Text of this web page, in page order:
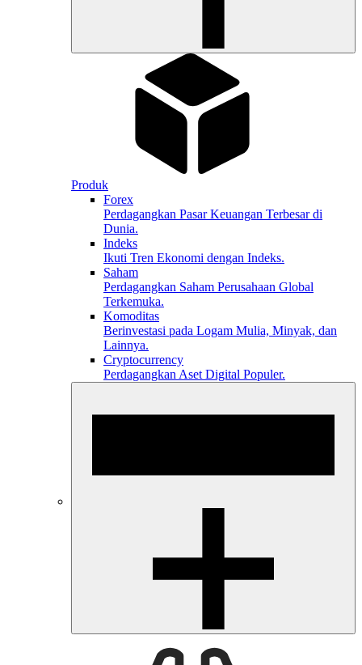
Produk
Forex
Perdagangkan Pasar Keuangan Terbesar di
Dunia.
Indeks
Ikuti Tren Ekonomi dengan Indeks.
Saham
Perdagangkan Saham Perusahaan Global
Terkemuka.
Komoditas
Berinvestasi pada Logam Mulia, Minyak, dan
Lainnya.
Cryptocurrency
Perdagangkan Aset Digital Populer.